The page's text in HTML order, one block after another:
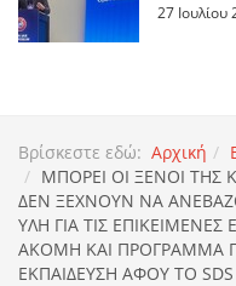
27 Ιουλίου
Βρίσκεστε εδώ: Αρχική
ΜΠΟΡΕΙ ΟΙ ΞΕΝΟΙ ΤΗΣ
ΔΕΝ ΞΕΧΝΟΥΝ ΝΑ
ΥΛΗ ΓΙΑ ΤΙΣ
ΑΚΟΜΗ ΚΑΙ ΠΡΟΓΡΑΜΜΑ
ΕΚΠΑΙΔΕΥΣΗ ΑΦΟΥ ΤΟ